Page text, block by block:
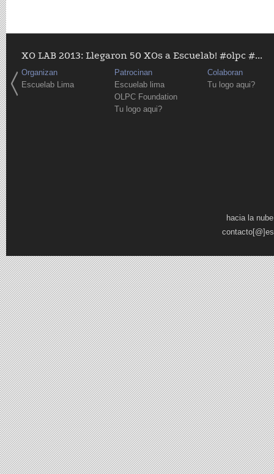
XO LAB 2013: Llegaron 50 XOs a Escuelab! #olpc #...
Organizan
Escuelab Lima
Patrocinan
Escuelab lima
OLPC Foundation
Tu logo aqui?
Colaboran
Tu logo aqui?
hacia la